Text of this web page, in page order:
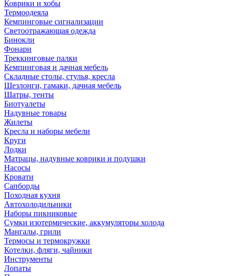
Коврики и хобы
Термоодеяла
Кемпинговые сигнализации
Светоотражающая одежда
Бинокли
Фонари
Треккинговые палки
Кемпинговая и дачная мебель
Складные столы, стулья, кресла
Шезлонги, гамаки, дачная мебель
Шатры, тенты
Биотуалеты
Надувные товары
Жилеты
Кресла и наборы мебели
Круги
Лодки
Матрацы, надувные коврики и подушки
Насосы
Кровати
Сапборды
Походная кухня
Автохолодильники
Наборы пикниковые
Сумки изотермические, аккумуляторы холода
Мангалы, грили
Термосы и термокружки
Котелки, фляги, чайники
Инструменты
Лопаты